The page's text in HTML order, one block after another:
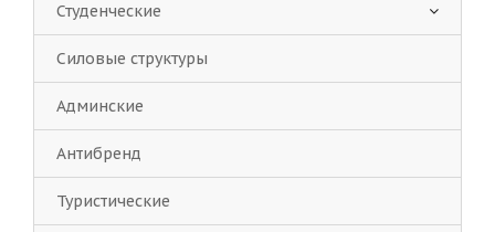
Студенческие
Силовые структуры
Админские
Антибренд
Туристические